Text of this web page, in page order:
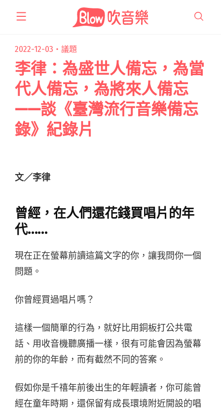
2022-12-03・ 議題
李律：為盛世人備忘，為當
代人備忘，為將來人備忘
——談《臺灣流行音樂備忘
錄》紀錄片
文／李律
曾經，在人們還花錢買唱片的年
代……
現在正在螢幕前讀這篇文字的你，讓我問你一個
問題。
你曾經買過唱片嗎？
這樣一個簡單的行為，就好比用銅板打公共電
話、用收音機聽廣播一樣，很有可能會因為螢幕
前的你的年齡，而有截然不同的答案。
假如你是千禧年前後出生的年輕讀者，你可能曾
經在童年時期，還保留有成長環境附近開設的唱